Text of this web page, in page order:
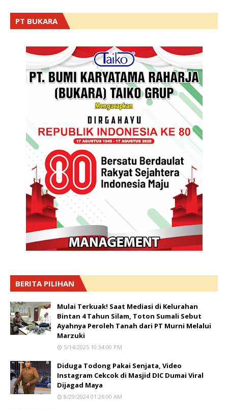
PT BUKARA
BERITA PILIHAN
Mulai Terkuak! Saat Mediasi di Kelurahan
Bintan 4 Tahun Silam, Toton Sumali Sebut
Ayahnya Peroleh Tanah dari PT Murni Melalui
Marzuki
5/14/2025 10:34:00 PM
Diduga Todong Pakai Senjata, Video
Instagram Cekcok di Masjid DIC Dumai Viral
Dijagad Maya
8/29/2024 01:26:00 AM